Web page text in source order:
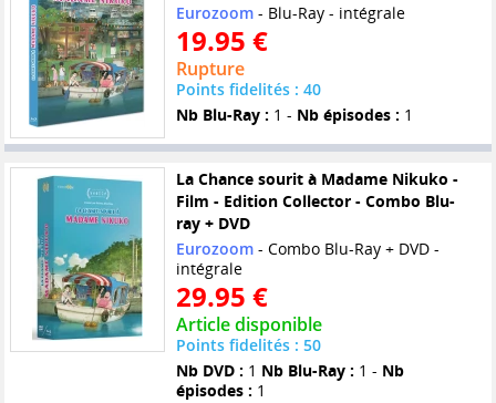
Eurozoom- Blu-Ray - intégrale
19.95 €
Rupture
Points fidelités : 40
Nb Blu-Ray : 1 - Nb épisodes : 1
La Chance sourit à Madame Nikuko -
Film - Edition Collector - Combo Blu-
ray + DVD
Eurozoom- Combo Blu-Ray + DVD -
intégrale
29.95 €
Article disponible
Points fidelités : 50
Nb DVD : 1 Nb Blu-Ray : 1 - Nb
épisodes : 1